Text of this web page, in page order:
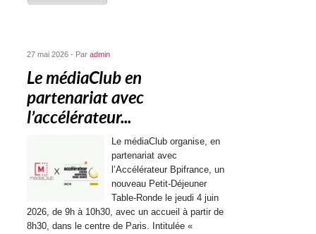
27 mai 2026 - Paradmin
Le médiaClub en
partenariat avec
l’accélérateur...
Le médiaClub organise, en
partenariat avec
l’Accélérateur Bpifrance, un
nouveau Petit-Déjeuner
Table-Ronde le jeudi 4 juin
2026, de 9h à 10h30, avec un accueil à partir de
8h30, dans le centre de Paris. Intitulée «